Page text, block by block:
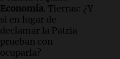
Economía. Tierras: ¿Y
si en lugar de
declamar la Patria
prueban con
ocuparla?